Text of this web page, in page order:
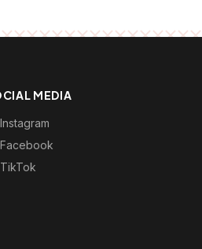
MEDIA
Instagram
Facebook
TikTok